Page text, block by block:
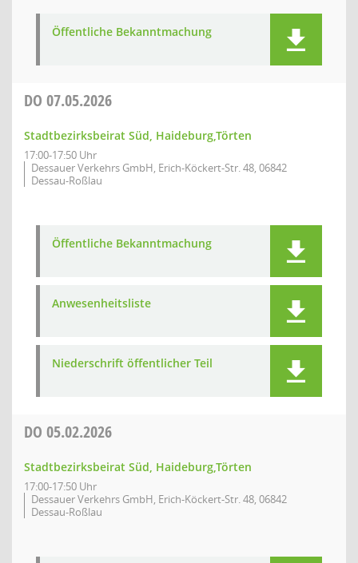
Öffentliche Bekanntmachung
DO 07.05.2026
Stadtbezirksbeirat Süd, Haideburg,Törten
17:00-17:50 Uhr
Dessauer Verkehrs GmbH, Erich-Köckert-Str. 48, 06842
Dessau-Roßlau
Öffentliche Bekanntmachung
Anwesenheitsliste
Niederschrift öffentlicher Teil
DO 05.02.2026
Stadtbezirksbeirat Süd, Haideburg,Törten
17:00-17:50 Uhr
Dessauer Verkehrs GmbH, Erich-Köckert-Str. 48, 06842
Dessau-Roßlau